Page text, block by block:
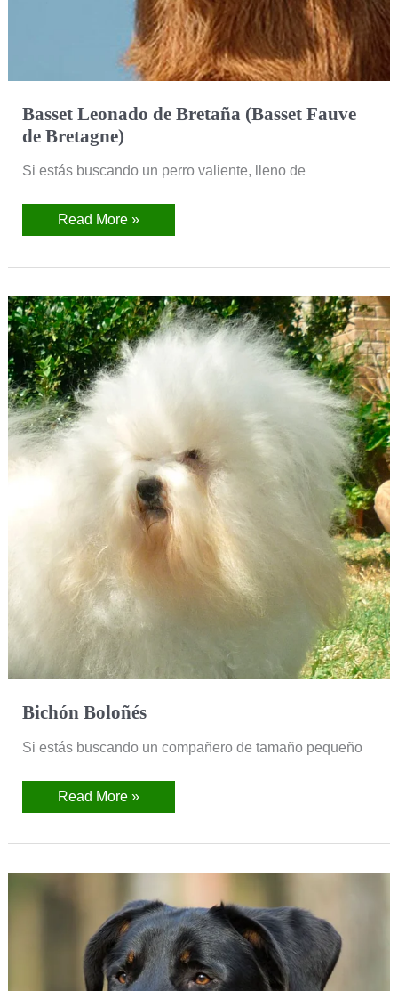
Basset Leonado de Bretaña (Basset Fauve
de Bretagne)
Si estás buscando un perro valiente, lleno de
Read More »
Bichón Boloñés
Si estás buscando un compañero de tamaño pequeño
Bichón
Boloñés
Read More »
Beauce)